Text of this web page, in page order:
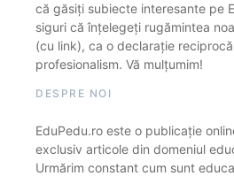
că găsiți subiecte interesante pe
siguri că înțelegeți rugămintea
(cu link), ca o declarație
profesionalism. Vă mulțumim!
DESPRE NOI
EduPedu.ro este o publicație
exclusiv articole din domeniul
Urmărim constant cum sunt